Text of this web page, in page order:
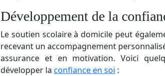
Développement de la
Le soutien scolaire à domicile peut
recevant un accompagnement
assurance et en motivation. Voici
développer la confiance en soi :